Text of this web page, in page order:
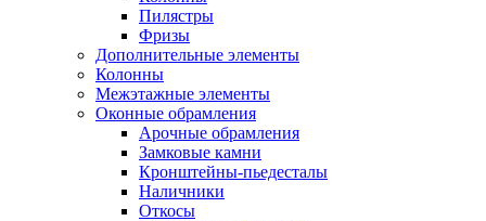
Пилястры
Фризы
Дополнительные элементы
Колонны
Межэтажные элементы
Оконные обрамления
Арочные обрамления
Замковые камни
Кронштейны-пьедесталы
Наличники
Откосы